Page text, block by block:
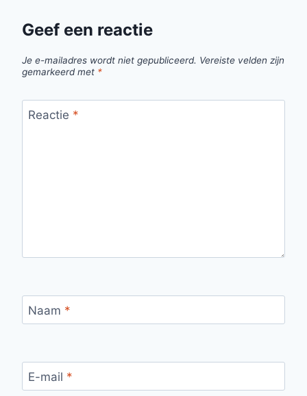
Geef een reactie
Je e-mailadres wordt niet gepubliceerd. Vereiste velden zijn
gemarkeerd met *
Reactie *
Naam *
E-mail *